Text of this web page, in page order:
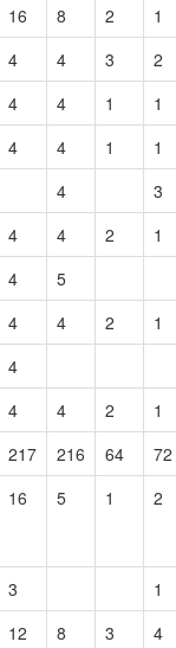
16 8 2
1
4 4 3
2
4 4 1
1
4 4 1
1
4
3
4 4 2
1
4
5
4 4 2
1
4
4 4 2
1
217 216 64
72
16 5 1 2
3
1
12 8 3
4